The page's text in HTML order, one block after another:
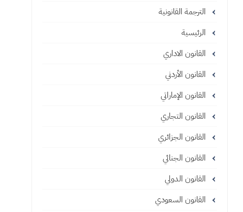
الترجمة القانونية
الرئيسية
القانون الاداري
القانون الأردني
القانون الإماراتي
القانون التجاري
القانون الجزائري
القانون الجنائي
القانون الدولي
القانون السعودي